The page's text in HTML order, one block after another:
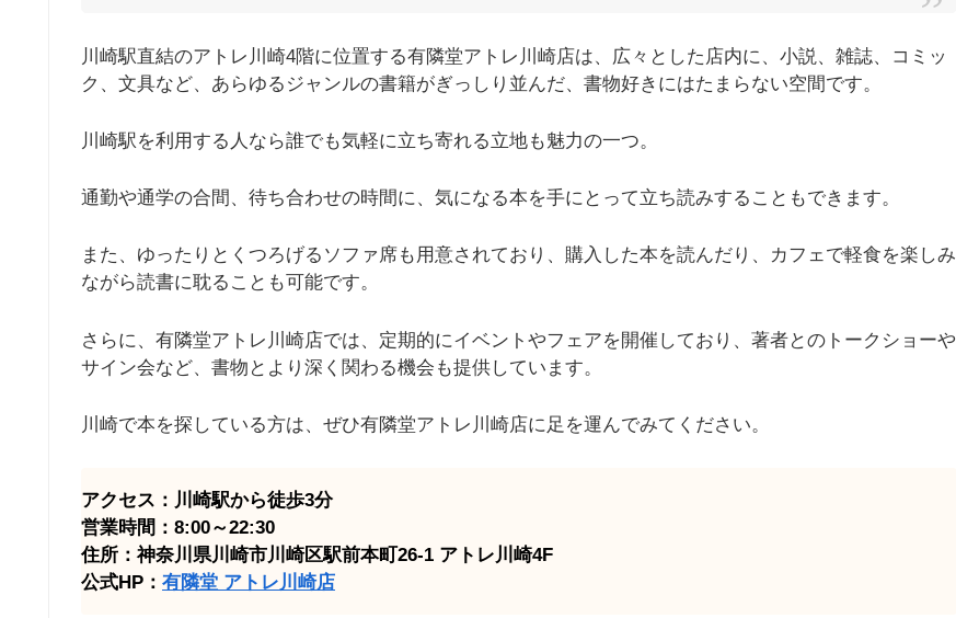
川崎駅直結のアトレ川崎4階に位置する有隣堂アトレ川崎店は、広々とした店内に、小説、雑誌、コミッ
ク、文具など、あらゆるジャンルの書籍がぎっしり並んだ、書物好きにはたまらない空間です。
川崎駅を利用する人なら誰でも気軽に立ち寄れる立地も魅力の一つ。
通勤や通学の合間、待ち合わせの時間に、気になる本を手にとって立ち読みすることもできます。
また、ゆったりとくつろげるソファ席も用意されており、購入した本を読んだり、カフェで軽食を楽しみ
ながら読書に耽ることも可能です。
さらに、有隣堂アトレ川崎店では、定期的にイベントやフェアを開催しており、著者とのトークショーや
サイン会など、書物とより深く関わる機会も提供しています。
川崎で本を探している方は、ぜひ有隣堂アトレ川崎店に足を運んでみてください。
アクセス：川崎駅から徒歩3分
営業時間：8:00～22:30
住所：神奈川県川崎市川崎区駅前本町26-1 アトレ川崎4F
公式HP： 有隣堂 アトレ川崎店